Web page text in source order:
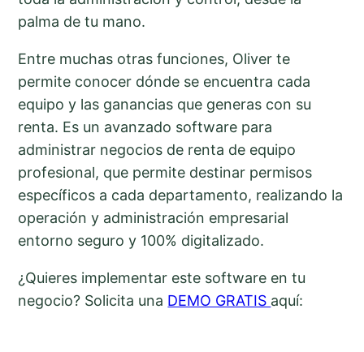
palma de tu mano.
Entre muchas otras funciones, Oliver te
permite conocer dónde se encuentra cada
equipo y las ganancias que generas con su
renta. Es un avanzado software para
administrar negocios de renta de equipo
profesional, que permite destinar permisos
específicos a cada departamento, realizando la
operación y administración empresarial
entorno seguro y 100% digitalizado.
¿Quieres implementar este software en tu
negocio? Solicita una DEMO GRATIS aquí: